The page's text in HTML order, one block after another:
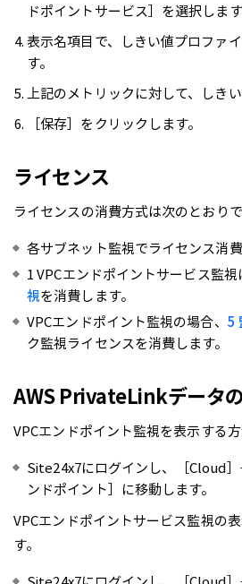
ドポイントサービス］を選択します
表示名項目で、しきい値プロファ
す。
上記のメトリックに対して、しきい
［保存］をクリックします。
ライセンス
ライセンスの消費方式は次のとおりで
各サブネット監視でライセンス消
1 VPCエンドポイントサービス監視
視を消費します。
VPCエンドポイント監視の場合、 5
ク監視ライセンスを消費します。
AWS PrivateLinkデータ
VPCエンドポイント監視を表示する
Site24x7にログインし、［Cloud
ンドポイント］に移動します。
VPCエンドポイントサービス監視の
す。